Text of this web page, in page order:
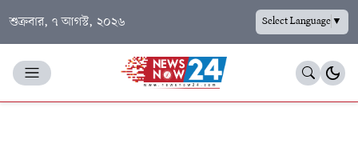
শুক্রবার, ৭ আগস্ট, ২০২৬ Select Language▼